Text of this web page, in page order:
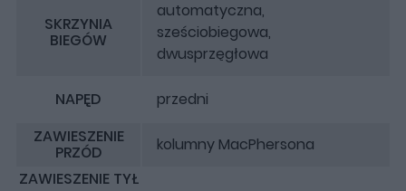
SKRZYNIA
BIEGÓW
automatyczna,
sześciobiegowa,
dwusprzęgłowa
NAPĘD
przedni
ZAWIESZENIE
PRZÓD
kolumny MacPhersona
ZAWIESZENIE TYŁ